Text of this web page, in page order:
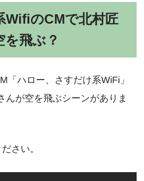
WifiのCMで北村匠
飛ぶ？
「ハロー、さすだけ系WiFi」
んが空を飛ぶシーンがありま
さい。